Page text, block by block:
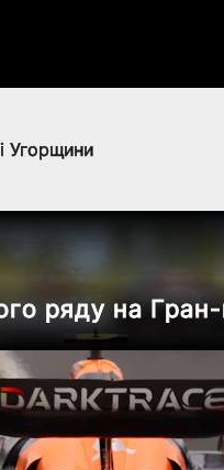
Угорщини
ряду на